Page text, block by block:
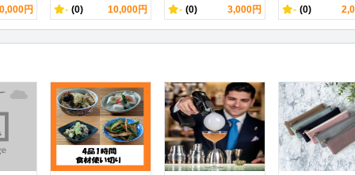
円 - (0) 10,000円 - (0) 3,000円 - (0)